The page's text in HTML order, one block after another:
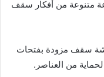
متنوعة من أفكار سقف
سقف مزودة بفتحات
من العناصر.